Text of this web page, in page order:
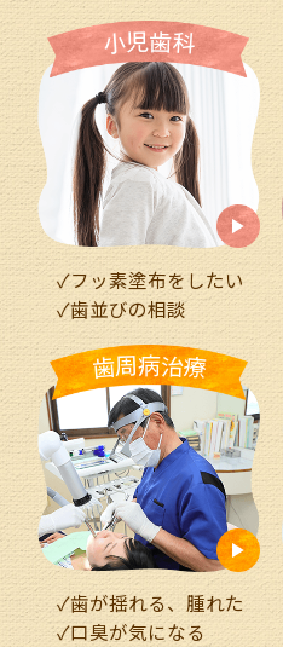
小児歯科
✓フッ素塗布をしたい
✓歯並びの相談
歯周病治療
✓歯が揺れる、腫れた
✓口臭が気になる